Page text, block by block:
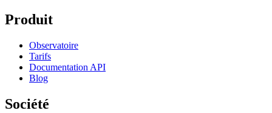
Produit
Observatoire
Tarifs
Documentation API
Blog
Société